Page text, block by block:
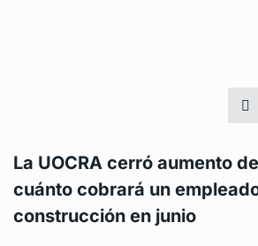
La UOCRA cerró aumento
cuánto cobrará un
construcción en junio